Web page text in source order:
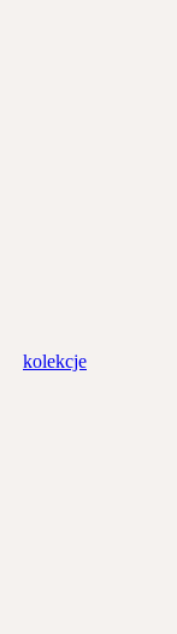
kolekcje